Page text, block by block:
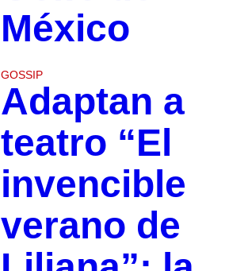
México
GOSSIP
Adaptan a
teatro “El
invencible
verano de